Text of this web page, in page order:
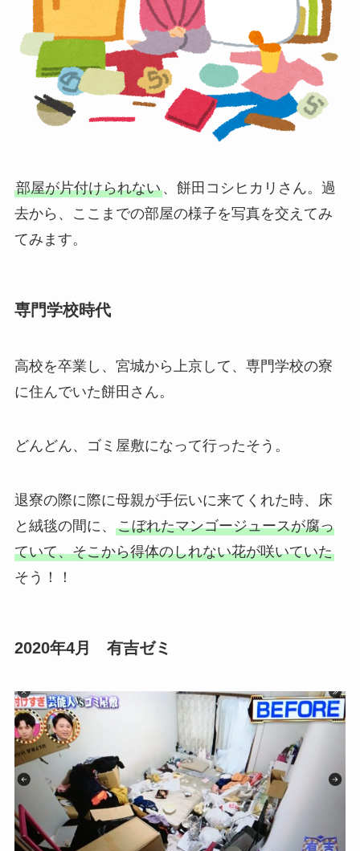
部屋が片付けられない、餅田コシヒカリさん。過
去から、ここまでの部屋の様子を写真を交えてみ
てみます。
専門学校時代
高校を卒業し、宮城から上京して、専門学校の寮
に住んでいた餅田さん。
どんどん、ゴミ屋敷になって行ったそう。
退寮の際に際に母親が手伝いに来てくれた時、床
と絨毯の間に、 こぼれたマンゴージュースが腐っ
ていて、そこから得体のしれない花が咲いていた
そう！！
2020年4月 有吉ゼミ